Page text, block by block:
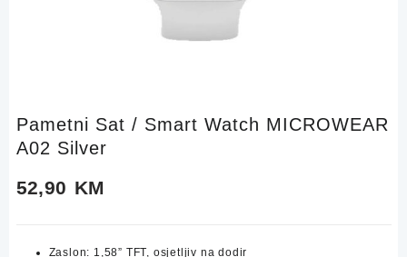
Pametni Sat / Smart Watch MICROWEAR
A02 Silver
52,90 KM
Zaslon: 1,58” TFT, osjetljiv na dodir